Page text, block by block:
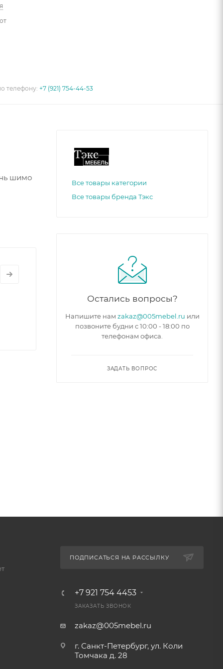
телефону:+7 (921) 754-44-53
шимо
Все товары категории
Все товары бренда Тэкс
Остались вопросы?
Напишите нам zakaz@005mebel.ru или
позвоните будни с 10:00 - 18:00 по
телефонам офиса.
ЗАДАТЬ ВОПРОС
ПОДПИСАТЬСЯ НА РАССЫЛКУ
+7 921 754 4453
ЗАКАЗАТЬ ЗВОНОК
zakaz@005mebel.ru
г. Санкт-Петербург, ул. Коли
Томчака д. 28